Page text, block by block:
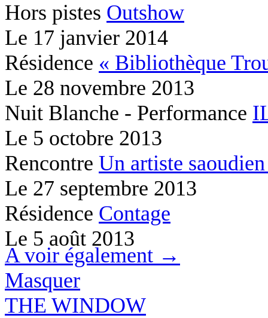
Hors pistes Outshow
Le 17 janvier 2014
Résidence « Bibliothèque
Le 28 novembre 2013
Nuit Blanche - Performance
Le 5 octobre 2013
Rencontre Un artiste
Le 27 septembre 2013
Résidence Contage
Le 5 août 2013
A voir également →
Masquer
THE WINDOW